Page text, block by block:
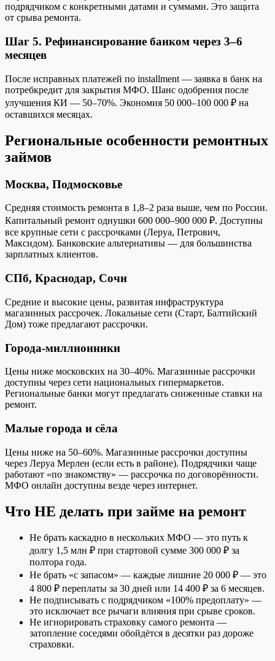
подрядчиком с конкретными датами и суммами. Это защита
от срыва ремонта.
Шаг 5. Рефинансирование банком через 3–6
месяцев
После исправных платежей по installment — заявка в банк на
потребкредит для закрытия МФО. Шанс одобрения после
улучшения КИ — 50–70%. Экономия 50 000–100 000 ₽ на
оставшихся месяцах.
Региональные особенности ремонтных
займов
Москва, Подмосковье
Средняя стоимость ремонта в 1,8–2 раза выше, чем по России.
Капитальный ремонт однушки 600 000–900 000 ₽. Доступны
все крупные сети с рассрочками (Леруа, Петрович,
Максидом). Банковские альтернативы — для большинства
зарплатных клиентов.
СПб, Краснодар, Сочи
Средние и высокие цены, развитая инфраструктура
магазинных рассрочек. Локальные сети (Старт, Балтийский
Дом) тоже предлагают рассрочки.
Города-миллионники
Цены ниже московских на 30–40%. Магазинные рассрочки
доступны через сети национальных гипермаркетов.
Региональные банки могут предлагать сниженные ставки на
ремонт.
Малые города и сёла
Цены ниже на 50–60%. Магазинные рассрочки доступны
через Леруа Мерлен (если есть в районе). Подрядчики чаще
работают «по знакомству» — рассрочка по договорённости.
МФО онлайн доступны везде через интернет.
Что НЕ делать при займе на ремонт
Не брать каскадно в нескольких МФО — это путь к
долгу 1,5 млн ₽ при стартовой сумме 300 000 ₽ за
полтора года.
Не брать «с запасом» — каждые лишние 20 000 ₽ — это
4 800 ₽ переплаты за 30 дней или 14 400 ₽ за 6 месяцев.
Не подписывать с подрядчиком «100% предоплату» —
это исключает все рычаги влияния при срыве сроков.
Не игнорировать страховку самого ремонта —
затопление соседями обойдётся в десятки раз дороже
страховки.